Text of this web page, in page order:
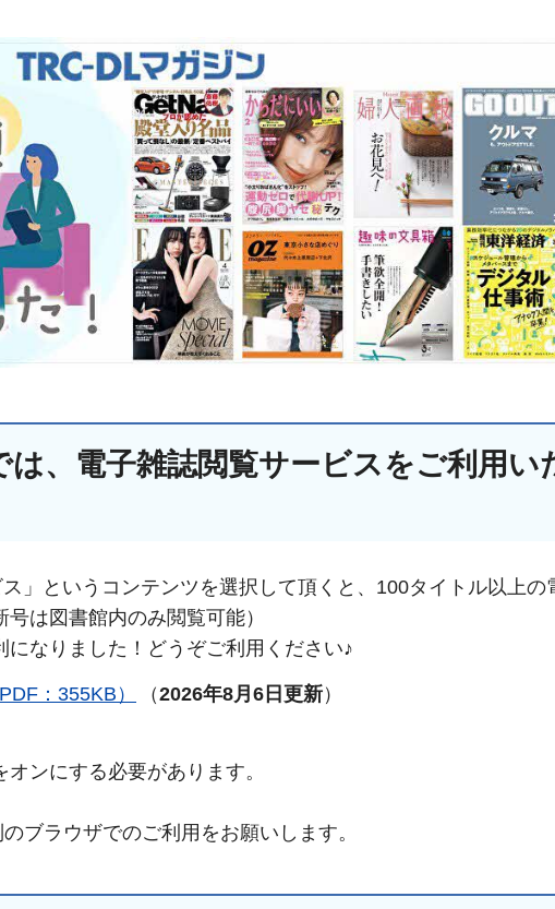
は、電子雑誌閲覧サービスをご利用い
」というコンテンツを選択して頂くと、100タイトル以上の
は図書館内のみ閲覧可能）
なりました！どうぞご利用ください♪
：355KB） （2026年8月6日更新）
ンにする必要があります。
ブラウザでのご利用をお願いします。